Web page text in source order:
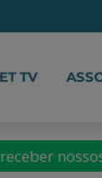
TV